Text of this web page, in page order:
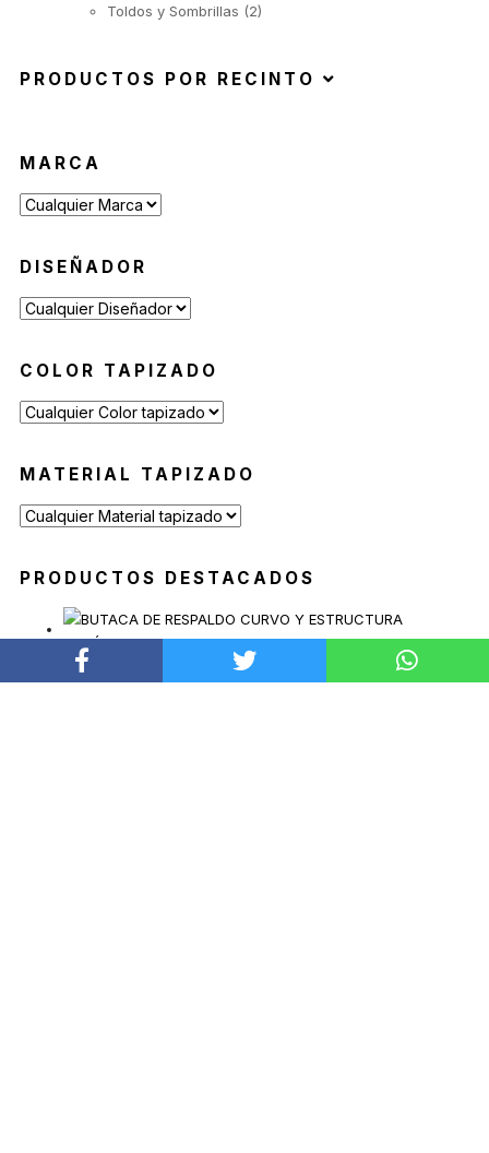
Toldos y Sombrillas (2)
Sillas de Exterior (45)
Butacas de Exterior
Mesas de Exterior
Contract(29)
Sillas de Espera(14)
Mobiliario para Hoteleria
PRODUCTOS POR RECINTO
MARCA
DISEÑADOR
COLOR TAPIZADO
MATERIAL TAPIZADO
PRODUCTOS DESTACADOS
BUTACA SOAVE